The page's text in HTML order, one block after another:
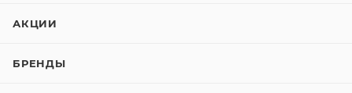
АКЦИИ
БРЕНДЫ